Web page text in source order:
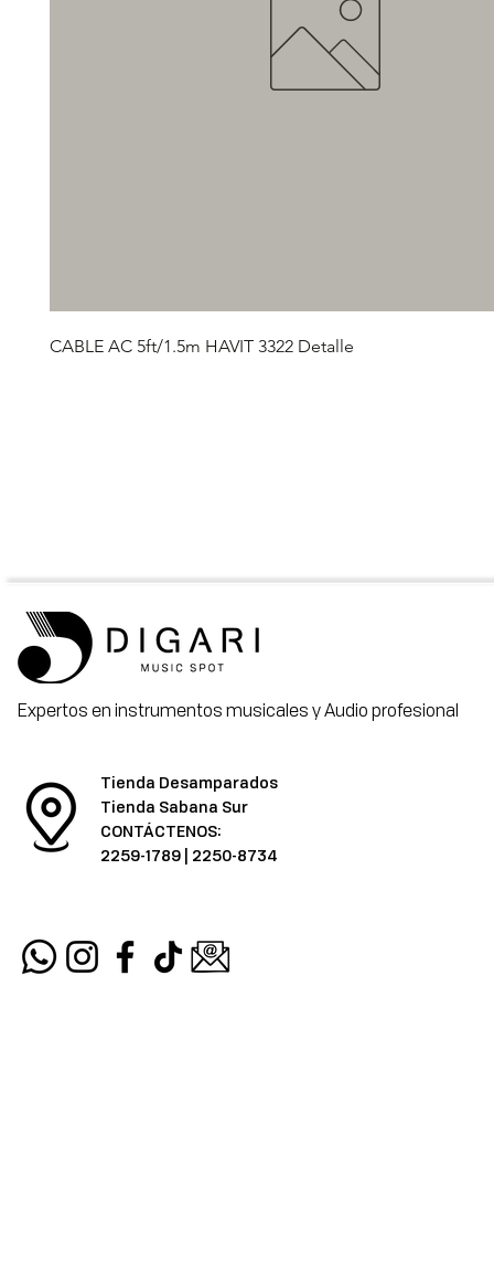
CABLE AC 5ft/1.5m HAVIT 3322 Detalle
Expertos en instrumentos musicales y Audio profesional
Tienda Desamparados
Tienda Sabana Sur
CONTÁCTENOS:
2259-1789 | 2250-8734